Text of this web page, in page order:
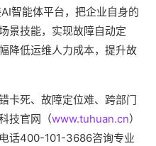
智能体平台，把企业自身的
景技能，实现故障自动定
降低运维人力成本，提升故
卡死、故障定位难、跨部门
技官网（www.tuhuan.cn）
话400-101-3686咨询专业